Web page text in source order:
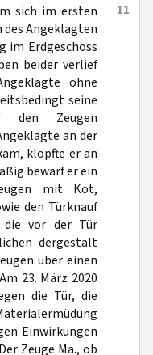
11
sich im ersten
des Angeklagten
im Erdgeschoss
beider verlief
ohne
seine
den Zeugen
an der
klopfte er an
bewarf er ein
mit Kot,
den Türknauf
vor der Tür
dergestalt
über einen
23. März 2020
die Tür, die
Einwirkungen
Zeuge Ma., ob